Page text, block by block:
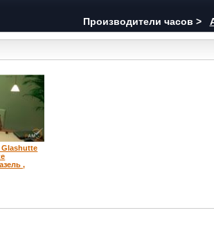
Производители часов >
Glashutte
,